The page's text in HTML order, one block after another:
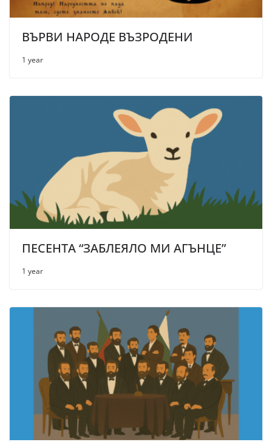
ВЪРВИ НАРОДЕ ВЪЗРОДЕНИ
1 year
ПЕСЕНТА “ЗАБЛЕЯЛО МИ АГЪНЦЕ”
1 year